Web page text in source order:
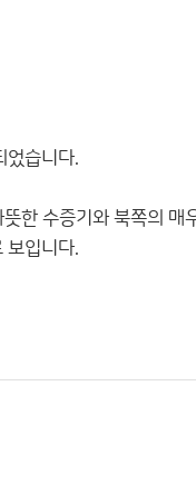
었습니다.
한 수증기와 북쪽의 매
보입니다.